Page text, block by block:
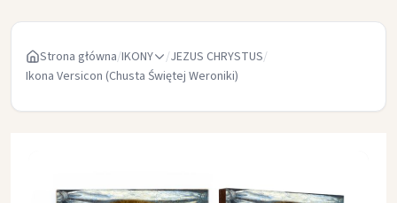
Strona główna/IKONY /JEZUS CHRYSTUS/
Ikona Versicon (Chusta Świętej Weroniki)